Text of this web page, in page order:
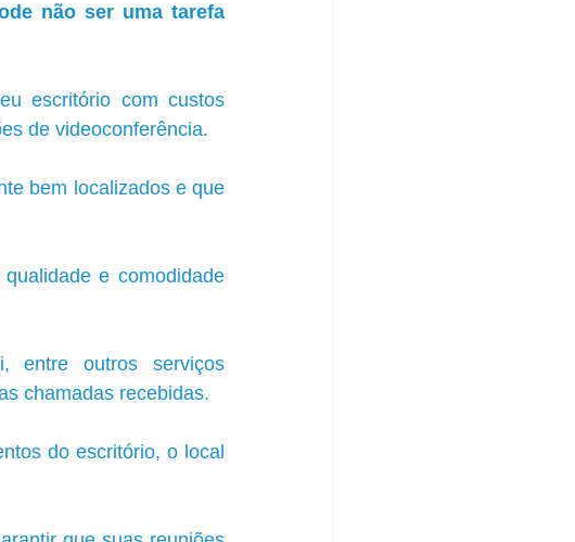
não ser uma tarefa
escritório com custos
de videoconferência.
bem localizados e que
e comodidade
entre outros serviços
chamadas recebidas.
do escritório, o local